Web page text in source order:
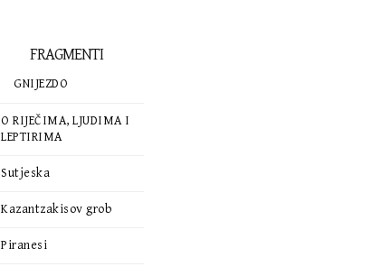
FRAGMENTI
GNIJEZDO
O RIJEČIMA, LJUDIMA I
LEPTIRIMA
Sutjeska
Kazantzakisov grob
Piranesi